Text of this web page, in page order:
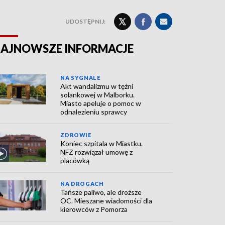
UDOSTĘPNIJ:
INFORMACJE
NA SYGNALE
Akt wandalizmu w tężni
solankowej w Malborku.
Miasto apeluje o pomoc w
odnalezieniu sprawcy
ZDROWIE
Koniec szpitala w Miastku.
NFZ rozwiązał umowę z
placówką
NA DROGACH
Tańsze paliwo, ale droższe
OC. Mieszane wiadomości dla
kierowców z Pomorza